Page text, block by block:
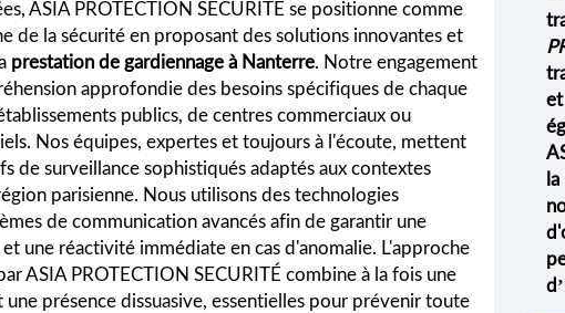
ASIA PROTECTION SECURITÉ se positionne comme
de la sécurité en proposant des solutions innovantes et
prestation de gardiennage à Nanterre. Notre engagement
approfondie des besoins spécifiques de chaque
publics, de centres commerciaux ou
Nos équipes, expertes et toujours à l'écoute, mettent
de surveillance sophistiqués adaptés aux contextes
parisienne. Nous utilisons des technologies
de communication avancés afin de garantir une
une réactivité immédiate en cas d'anomalie. L'approche
ASIA PROTECTION SECURITÉ combine à la fois une
présence dissuasive, essentielles pour prévenir toute